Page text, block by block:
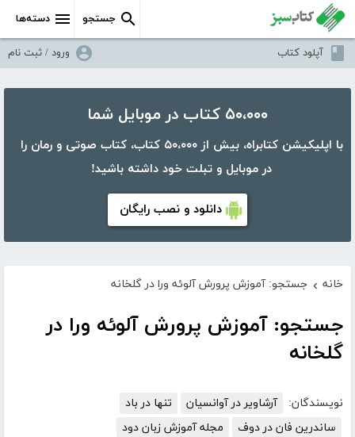
دسته‌ها جستجو
آپلود کتاب ورود / ثبت نام
۵۰،۰۰۰ کتاب در موبایل شما
با اپلیکیشن کتابراه، بیش از ۵۰،۰۰۰ کتاب، کتاب صوتی و رمان را
در موبایل و تبلت خود داشته باشید!
دانلود و نصب رایگان
خانه › جستجو: آموزش پرورش آلوئه ورا در گلخانه
جستجو: آموزش پرورش آلوئه ورا در
گلخانه
نویسندگان: آرشاویر در آوانسیان
تنها در باد
ساندرین فان در دوف
مجله آموزش زبان دود